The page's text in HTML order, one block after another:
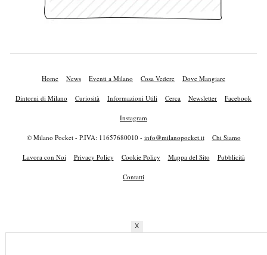
Home News Eventi a Milano Cosa Vedere Dove Mangiare
Dintorni di Milano Curiosità Informazioni Utili Cerca Newsletter Facebook
Instagram
© Milano Pocket - P.IVA: 11657680010 - info@milanopocket.it Chi Siamo
Lavora con Noi Privacy Policy Cookie Policy Mappa del Sito Pubblicità
Contatti
X